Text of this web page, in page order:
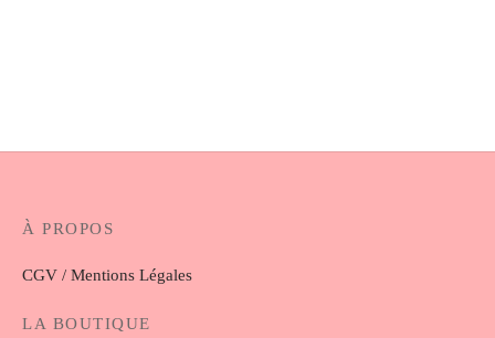
LA BOUTIQUE
À PROPOS
CGV / Mentions Légales